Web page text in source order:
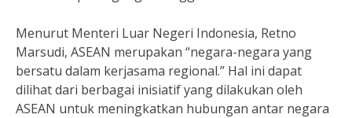
Menurut Menteri Luar Negeri Indonesia, Retno
Marsudi, ASEAN merupakan “negara-negara yang
bersatu dalam kerjasama regional.” Hal ini dapat
dilihat dari berbagai inisiatif yang dilakukan oleh
ASEAN untuk meningkatkan hubungan antar negara